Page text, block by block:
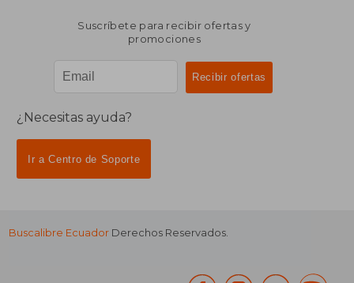
Suscríbete para recibir ofertas y
promociones
¿Necesitas ayuda?
Ir a Centro de Soporte
Buscalibre Ecuador Derechos Reservados.